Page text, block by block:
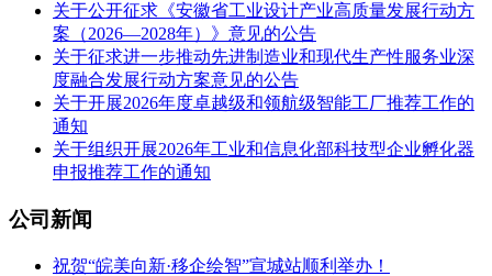
关于公开征求《安徽省工业设计产业高质量发展行动方
案（2026—2028年）》意见的公告
关于征求进一步推动先进制造业和现代生产性服务业深
度融合发展行动方案意见的公告
关于开展2026年度卓越级和领航级智能工厂推荐工作的
通知
关于组织开展2026年工业和信息化部科技型企业孵化器
申报推荐工作的通知
公司新闻
祝贺“皖美向新·移企绘智”宣城站顺利举办！